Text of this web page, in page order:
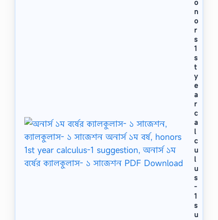
o
n
o
r
s
1
s
t
y
e
a
r
c
a
l
c
u
l
u
s
-
1
s
u